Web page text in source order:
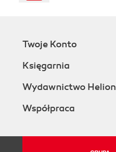
Twoje Konto
Księgarnia
Wydawnictwo Helion
Współpraca